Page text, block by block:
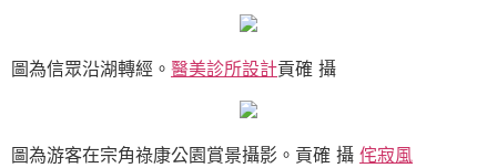
圖為信眾沿湖轉經。 醫美診所設計貢確 攝
圖為游客在宗角祿康公園賞景攝影。貢確 攝 侘寂風